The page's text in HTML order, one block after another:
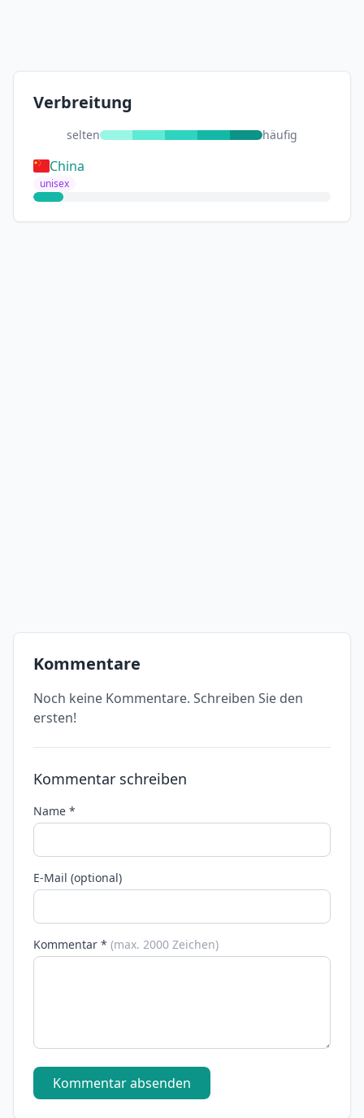
Verbreitung
selten häufig
China
unisex
Kommentare
Noch keine Kommentare. Schreiben Sie den
ersten!
Kommentar schreiben
Name *
E-Mail (optional)
Kommentar * (max. 2000 Zeichen)
Kommentar absenden